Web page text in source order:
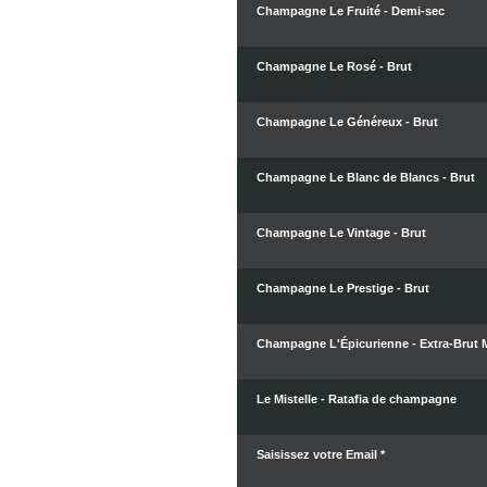
Champagne Le Fruité - Demi-sec
Champagne Le Rosé - Brut
Champagne Le Généreux - Brut
Champagne Le Blanc de Blancs - Brut
Champagne Le Vintage - Brut
Champagne Le Prestige - Brut
Champagne L'Épicurienne - Extra-Brut
Le Mistelle - Ratafia de champagne
Saisissez votre Email *